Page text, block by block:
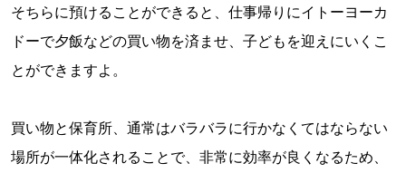
そちらに預けることができると、仕事帰りにイトーヨーカ
ドーで夕飯などの買い物を済ませ、子どもを迎えにいくこ
とができますよ。
買い物と保育所、通常はバラバラに行かなくてはならない
場所が一体化されることで、非常に効率が良くなるため、